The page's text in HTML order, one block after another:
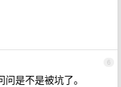
6
是不是被坑了。